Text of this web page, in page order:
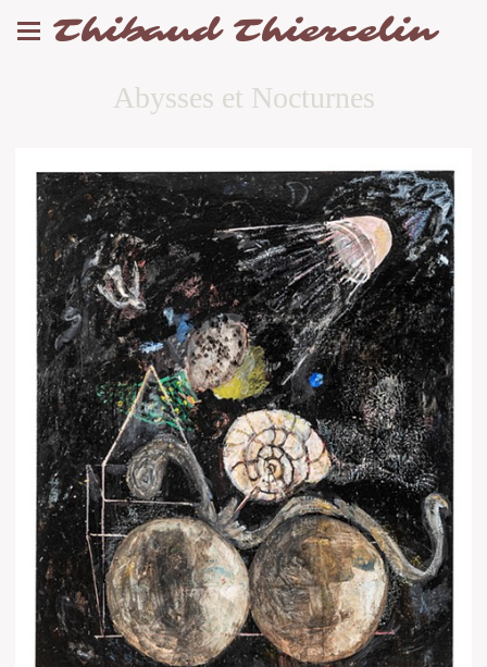
Thibaud Thiercelin
Abysses et Nocturnes